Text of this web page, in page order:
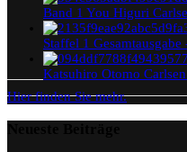
Band 1 You Higuri
Staffel 1
Katsuhiro Otomo
Hier finden Sie mehr.